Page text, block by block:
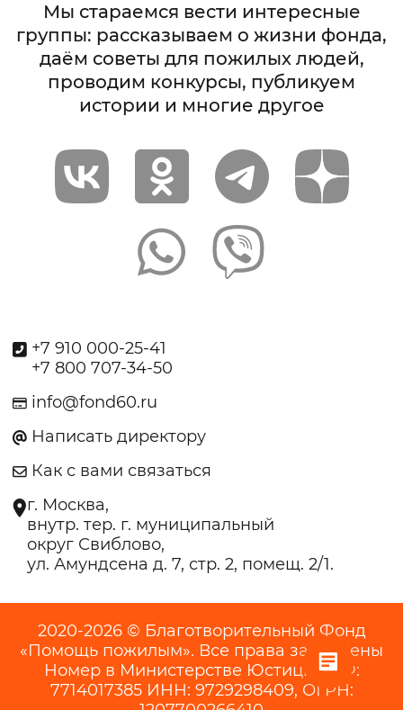
Мы стараемся вести интересные
группы: рассказываем о жизни фонда,
даём советы для пожилых людей,
проводим конкурсы, публикуем
истории и многие другое
+7 910 000-25-41
+7 800 707-34-50
info@fond60.ru
Написать директору
Как с вами связаться
г. Москва,
внутр. тер. г. муниципальный
округ Свиблово,
ул. Амундсена д. 7, стр. 2, помещ. 2/1.
2020-2026 © Благотворительный Фонд
«Помощь пожилым». Все права защищены
Номер в Министерстве Юстиции РФ:
7714017385 ИНН: 9729298409, ОГРН: